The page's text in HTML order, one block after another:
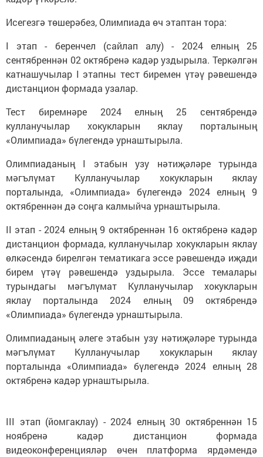
Исегезгә төшерәбез, Олимпиада өч этаптан тора:
I этап - беренчел (сайлап алу) - 2024 елның 25
сентябреннән 02 октябренә кадәр уздырыла. Теркәлгән
катнашучылар I этапны тест биремен үтәү рәвешендә
дистанцион формада узалар.
Тест биремнәре 2024 елның 25 сентябрендә
кулланучылар хокукларын яклау порталының
«Олимпиада» бүлегендә урнаштырыла.
Олимпиаданың I этабын узу нәтиҗәләре турында
мәгълүмат Кулланучылар хокукларын яклау
порталында, «Олимпиада» бүлегендә 2024 елның 9
октябреннән дә соңга калмыйча урнаштырыла.
II этап - 2024 елның 9 октябреннән 16 октябренә кадәр
дистанцион формада, кулланучылар хокукларын яклау
өлкәсендә бирелгән тематикага эссе рәвешендә иҗади
бирем үтәү рәвешендә уздырыла. Эссе темалары
турындагы мәгълүмат Кулланучылар хокукларын
яклау порталында 2024 елның 09 октябрендә
«Олимпиада» бүлегендә урнаштырыла.
Олимпиаданың әлеге этабын узу нәтиҗәләре турында
мәгълүмат Кулланучылар хокукларын яклау
порталында «Олимпиада» бүлегендә 2024 елның 28
октябренә кадәр урнаштырыла.
III этап (йомгаклау) - 2024 елның 30 октябреннән 15
ноябренә кадәр дистанцион формада
видеоконференцияләр өчен платформа ярдәмендә